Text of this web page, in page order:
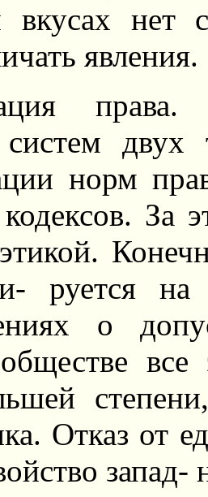
вкусах нет
явления.
норм
За
руется
о
Отказ от
запад-